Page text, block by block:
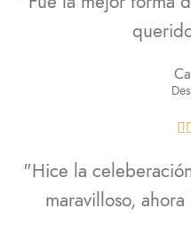

"Hice la
maravilloso,